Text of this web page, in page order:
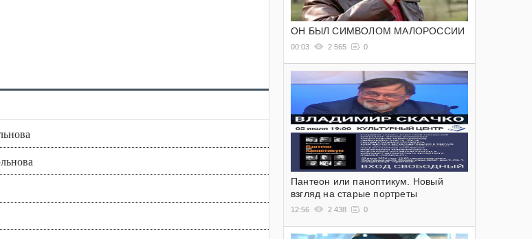
ОН БЫЛ СИМВОЛОМ МАЛОРОССИИ
00:03 2 565 0
Пантеон или паноптикум. Новый
взгляд на старые портреты
12:56 2 438 0